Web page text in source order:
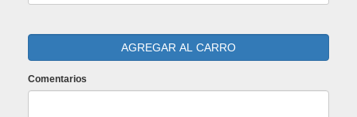
Comentarios